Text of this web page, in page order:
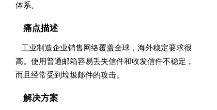
体系。
痛点描述
工业制造企业销售网络覆盖全球，海外稳定要求很
高。使用普通邮箱容易丢失信件和收发信件不稳定，
而且经常受到垃圾邮件的攻击。
解决方案